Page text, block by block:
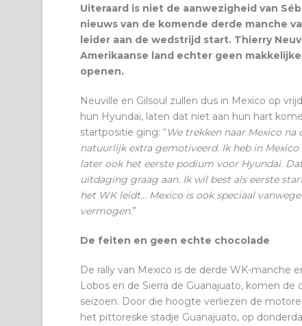
Uiteraard is niet de aanwezigheid van
nieuws van de komende derde manche
leider aan de wedstrijd start. Thierry
Amerikaanse land echter geen
openen.
Neuville en Gilsoul zullen dus in Mexico op
hun Hyundai, laten dat niet aan hun hart
startpositie ging: “We trekken naar Mexico
natuurlijk extra gemotiveerd. Ik heb in
later ook het eerste podium voor Hyundai.
uitdaging graag aan. Ik wil best als eerste
het WK leidt… Mexico is ook speciaal
vermogen.”
De feiten en geen echte chocolade
De rally van Mexico is de derde WK-manche
Lobos en de Sierra de Guanajuato, komen
seizoen. Door die hoogte verliezen de
het pittoreske stadje Guanajuato, op